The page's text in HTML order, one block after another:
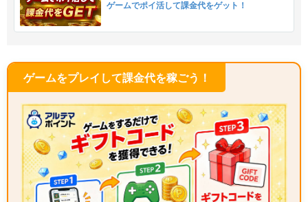
ゲームでポイ活して課金代をゲット！
ゲームをプレイして課金代を稼ごう！